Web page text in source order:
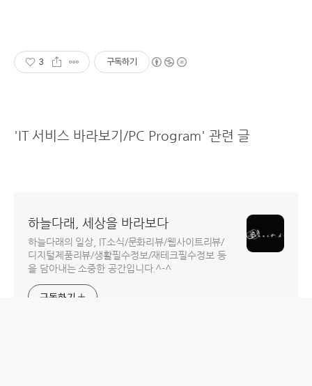
3 구독하기
'IT 서비스 바라보기/PC Program' 관련 글
하늘다래, 세상을 바라보다
하늘다래의 일상, IT소식/문화리뷰/웹사이트리뷰/
디지털제품리뷰/생활필수정보/재테크필수정보 등
을 담아내는 소중한 공간입니다.^-^
구독하기